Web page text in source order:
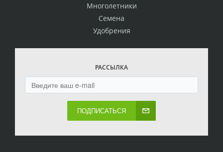
Многолетники
Семена
Удобрения
РАССЫЛКА
ПОДПИСАТЬСЯ